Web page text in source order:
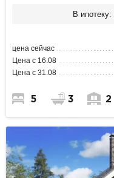
В ипотеку:
цена сейчас
Цена с 16.08
Цена с 31.08
5 3 2